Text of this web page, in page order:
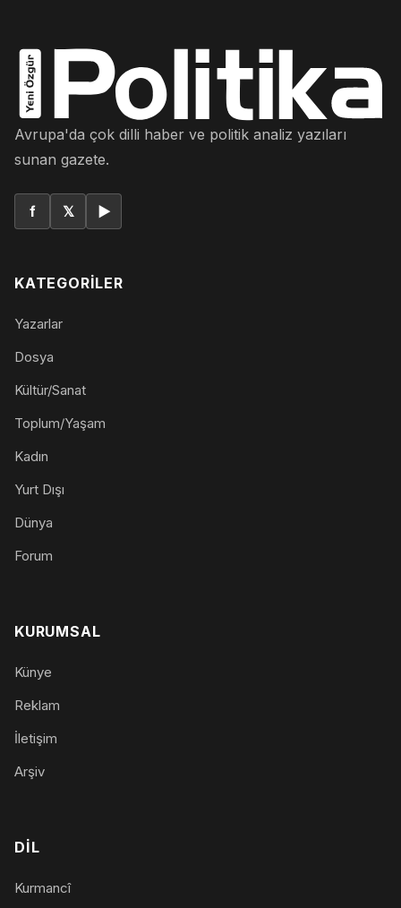
Avrupa'da çok dilli haber ve politik analiz yazıları
sunan gazete.
f 𝕏 ▶
KATEGORILER
Yazarlar
Dosya
Kültür/Sanat
Toplum/Yaşam
Kadın
Yurt Dışı
Dünya
Forum
KURUMSAL
Künye
Reklam
İletişim
Arşiv
DIL
Kurmancî